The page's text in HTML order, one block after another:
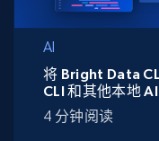
AI
将 Bright Data
CLI 和其他本地
4 分钟阅读